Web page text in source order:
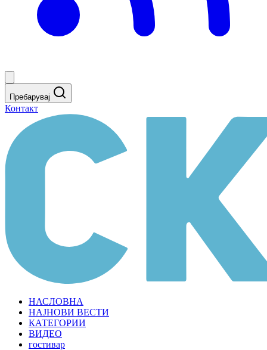
Пребарувај
Контакт
НАСЛОВНА
НАЈНОВИ ВЕСТИ
КАТЕГОРИИ
ВИДЕО
гостивар